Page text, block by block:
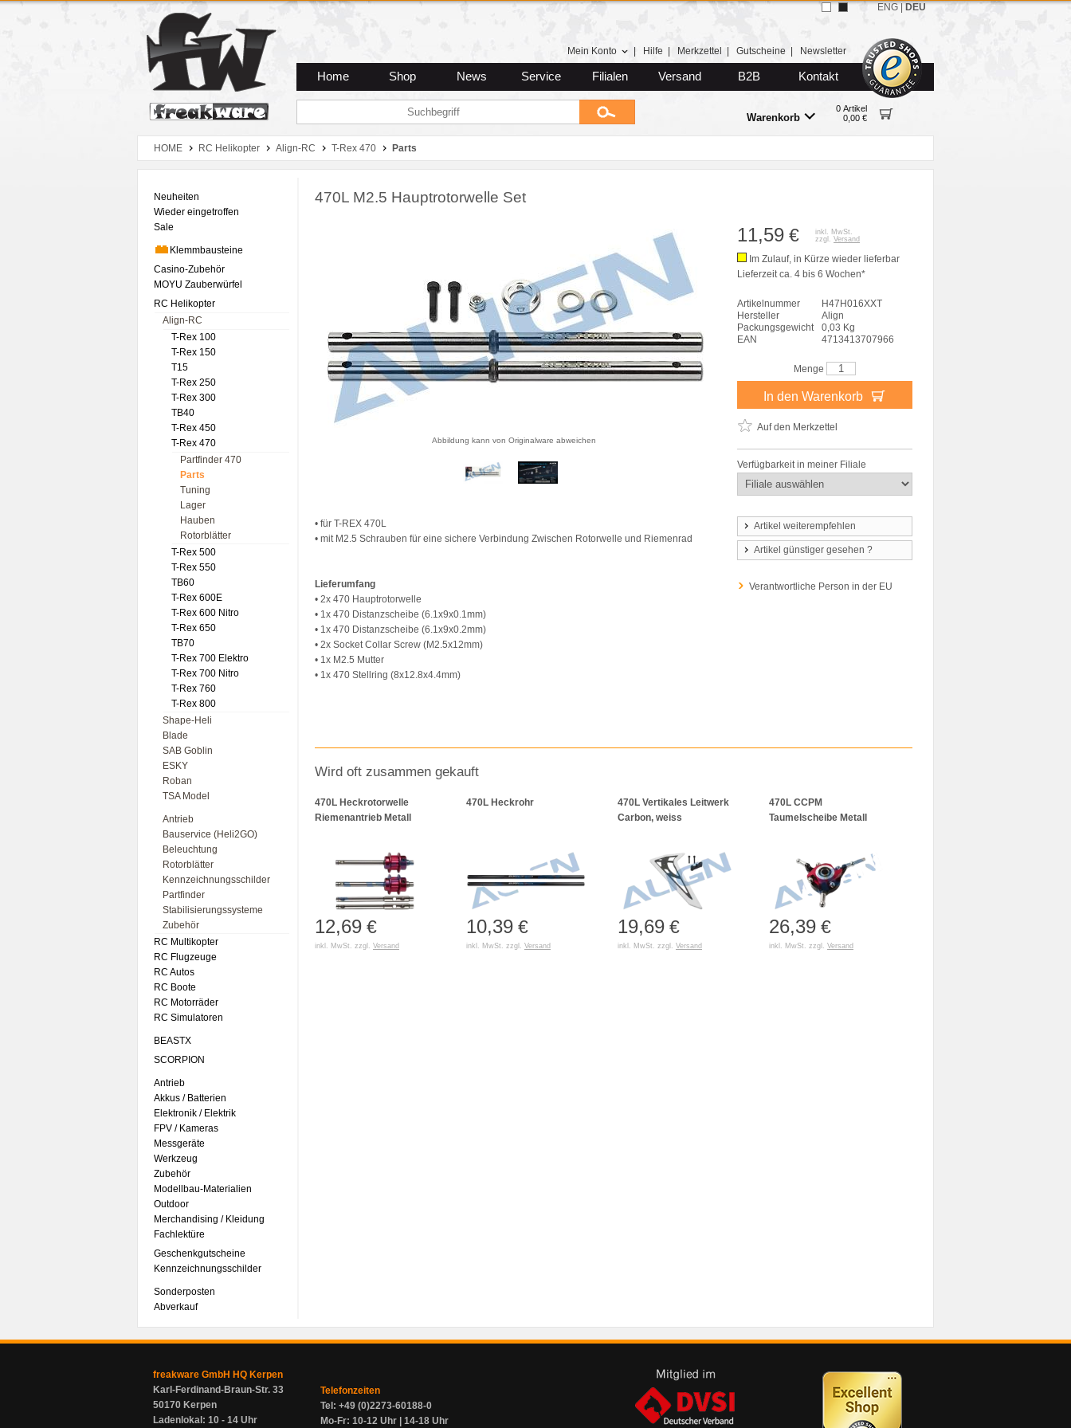
Zum Hauptmenue
Zum Seiteninhalt
Zum Warenkob
Mein Konto Hilfe Merkzettel Gutscheine Newsletter
Home Shop News Service Filialen Versand B2B Kontakt
Warenkorb
0 Artikel
0,00 €
ENG DEU
HOME RC Helikopter Align-RC T-Rex 470 Parts
Neuheiten
Wieder eingetroffen
Sale
Klemmbausteine
Casino-Zubehör
MOYU Zauberwürfel
RC Helikopter
Align-RC
T-Rex 100
T-Rex 150
T15
T-Rex 250
T-Rex 300
TB40
T-Rex 450
T-Rex 470
Partfinder 470
Parts
Tuning
Lager
Hauben
Rotorblätter
T-Rex 500
T-Rex 550
TB60
T-Rex 600E
T-Rex 600 Nitro
T-Rex 650
TB70
T-Rex 700 Elektro
T-Rex 700 Nitro
T-Rex 760
T-Rex 800
Shape-Heli
Blade
SAB Goblin
ESKY
Roban
TSA Model
Antrieb
Bauservice (Heli2GO)
Beleuchtung
Rotorblätter
Kennzeichnungsschilder
Partfinder
Stabilisierungssysteme
Zubehör
RC Multikopter
RC Flugzeuge
RC Autos
RC Boote
RC Motorräder
RC Simulatoren
BEASTX
SCORPION
Antrieb
Akkus / Batterien
Elektronik / Elektrik
FPV / Kameras
Messgeräte
Werkzeug
Zubehör
Modellbau-Materialien
Outdoor
Merchandising / Kleidung
Fachlektüre
Geschenkgutscheine
Kennzeichnungsschilder
Sonderposten
Abverkauf
470L M2.5 Hauptrotorwelle Set
Abbildung kann von Originalware abweichen
• für T-REX 470L
• mit M2.5 Schrauben für eine sichere Verbindung Zwischen Rotorwelle und Riemenrad
Lieferumfang
• 2x 470 Hauptrotorwelle
• 1x 470 Distanzscheibe (6.1x9x0.1mm)
• 1x 470 Distanzscheibe (6.1x9x0.2mm)
• 2x Socket Collar Screw (M2.5x12mm)
• 1x M2.5 Mutter
• 1x 470 Stellring (8x12.8x4.4mm)
11,59 €
inkl. MwSt.
zzgl. Versand
Im Zulauf, in Kürze wieder lieferbar
Lieferzeit ca. 4 bis 6 Wochen*
Artikelnummer
H47H016XXT
Hersteller
Align
Packungsgewicht
0,03 Kg
EAN
4713413707966
Menge
In den Warenkorb
Auf den Merkzettel
Verfügbarkeit in meiner Filiale
Artikel weiterempfehlen
Artikel günstiger gesehen ?
Verantwortliche Person in der EU
Wird oft zusammen gekauft
470L Heckrotorwelle
Riemenantrieb Metall
12,69 €
inkl. MwSt. zzgl. Versand
470L Heckrohr
10,39 €
inkl. MwSt. zzgl. Versand
470L Vertikales Leitwerk
Carbon, weiss
19,69 €
inkl. MwSt. zzgl. Versand
470L CCPM
Taumelscheibe Metall
26,39 €
inkl. MwSt. zzgl. Versand
freakware GmbH HQ Kerpen
Karl-Ferdinand-Braun-Str. 33
50170 Kerpen
Ladenlokal: 10 - 14 Uhr
Telefonzeiten
Tel: +49 (0)2273-60188-0
Mo-Fr: 10-12 Uhr | 14-18 Uhr